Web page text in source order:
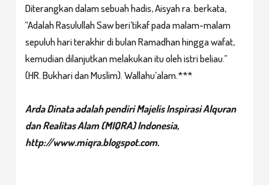
Diterangkan dalam sebuah hadis, Aisyah ra. berkata,
“Adalah Rasulullah Saw beri’tikaf pada malam-malam
sepuluh hari terakhir di bulan Ramadhan hingga wafat,
kemudian dilanjutkan melakukan itu oleh istri beliau.”
(HR. Bukhari dan Muslim). Wallahu’alam.***
Arda Dinata adalah pendiri Majelis Inspirasi Alquran
dan Realitas Alam (MIQRA) Indonesia,
http://www.miqra.blogspot.com.